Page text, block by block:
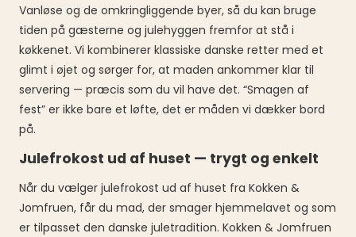
Vanløse og de omkringliggende byer, så du kan bruge
tiden på gæsterne og julehyggen fremfor at stå i
køkkenet. Vi kombinerer klassiske danske retter med et
glimt i øjet og sørger for, at maden ankommer klar til
servering — præcis som du vil have det. “Smagen af
fest” er ikke bare et løfte, det er måden vi dækker bord
på.
Julefrokost ud af huset — trygt og enkelt
Når du vælger julefrokost ud af huset fra Kokken &
Jomfruen, får du mad, der smager hjemmelavet og som
er tilpasset den danske juletradition. Kokken & Jomfruen